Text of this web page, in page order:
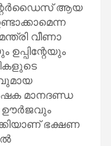
ആയ
വീണാ
മാനദണ്ഡ
ഊര്‍ജവും
ഭക്ഷണ